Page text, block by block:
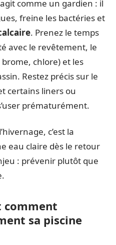
agit comme un gardien : il
freine les bactéries et
. Prenez le temps
avec le revêtement, le
chlore) et les
Restez précis sur le
certains liners ou
prématurément.
c’est la
eau claire dès le retour
: prévenir plutôt que
comment
sa piscine